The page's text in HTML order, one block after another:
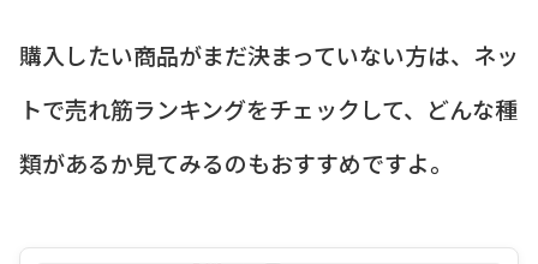
購入したい商品がまだ決まっていない方は、ネッ
トで売れ筋ランキングをチェックして、どんな種
類があるか見てみるのもおすすめですよ。